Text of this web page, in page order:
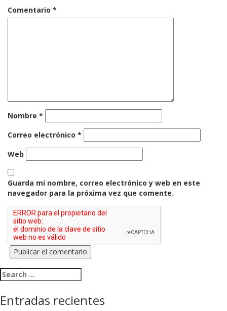
Comentario *
Nombre *
Correo electrónico *
Web
Guarda mi nombre, correo electrónico y web en este
navegador para la próxima vez que comente.
Search for:
Entradas recientes